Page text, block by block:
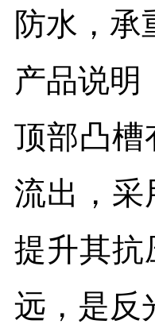
支
持
联
系
我
防水，承
产品说明
顶部凸槽
流出，采
提升其抗
远，是反